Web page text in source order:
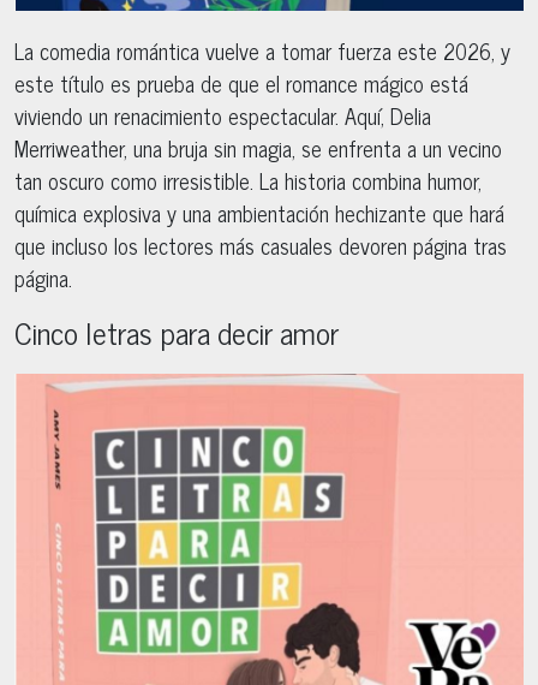
La comedia romántica vuelve a tomar fuerza este 2026, y
este título es prueba de que el romance mágico está
viviendo un renacimiento espectacular. Aquí, Delia
Merriweather, una bruja sin magia, se enfrenta a un vecino
tan oscuro como irresistible. La historia combina humor,
química explosiva y una ambientación hechizante que hará
que incluso los lectores más casuales devoren página tras
página.
Cinco letras para decir amor